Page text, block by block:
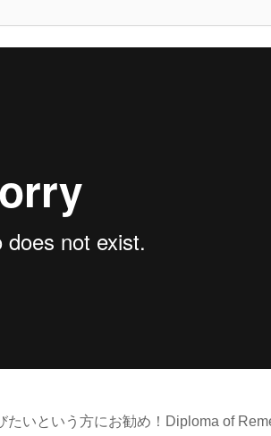
いという方にお勧め！Diploma of